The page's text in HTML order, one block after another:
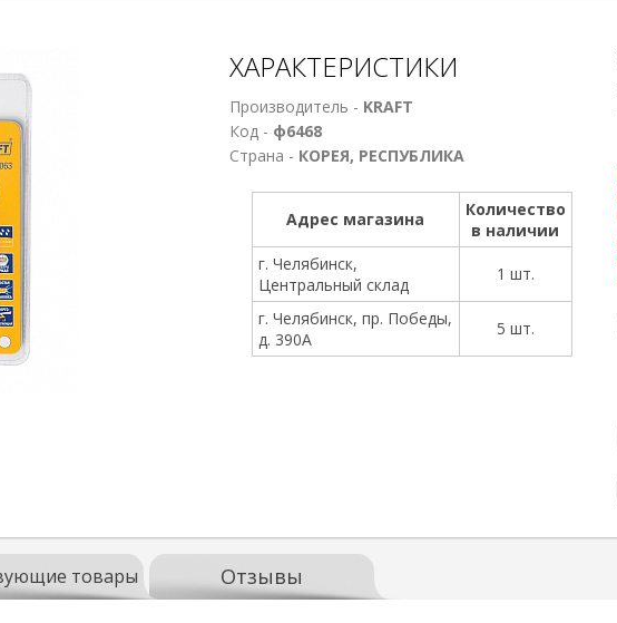
ХАРАКТЕРИСТИКИ
Производитель - KRAFT
Код - ф6468
Страна - КОРЕЯ, РЕСПУБЛИКА
Адрес магазина
Количество
в наличии
г. Челябинск,
Центральный склад
1 шт.
г. Челябинск, пр. Победы,
д. 390А
5 шт.
товары Отзывы